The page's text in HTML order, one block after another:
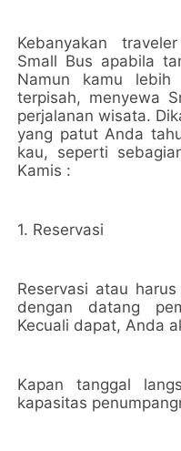
Kebanyakan
Small Bus apabila
Namun kamu
terpisah, menyewa
perjalanan wisata.
yang patut Anda
kau, seperti
Kamis :
1. Reservasi
Reservasi atau
dengan datang
Kecuali dapat, Anda
Kapan tanggal
kapasitas